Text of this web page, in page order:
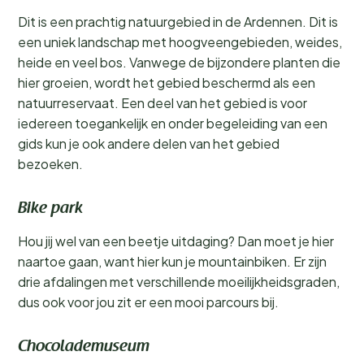
Dit is een prachtig natuurgebied in de Ardennen. Dit is
een uniek landschap met hoogveengebieden, weides,
heide en veel bos. Vanwege de bijzondere planten die
hier groeien, wordt het gebied beschermd als een
natuurreservaat. Een deel van het gebied is voor
iedereen toegankelijk en onder begeleiding van een
gids kun je ook andere delen van het gebied
bezoeken.
Bike park
Hou jij wel van een beetje uitdaging? Dan moet je hier
naartoe gaan, want hier kun je mountainbiken. Er zijn
drie afdalingen met verschillende moeilijkheidsgraden,
dus ook voor jou zit er een mooi parcours bij.
Chocolademuseum